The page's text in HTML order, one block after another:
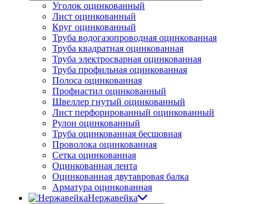
Уголок оцинкованный
Лист оцинкованный
Круг оцинкованный
Труба водогазопроводная оцинкованная
Труба квадратная оцинкованная
Труба электросварная оцинкованная
Труба профильная оцинкованная
Полоса оцинкованная
Профнастил оцинкованный
Швеллер гнутый оцинкованный
Лист перфорированный оцинкованный
Рулон оцинкованный
Труба оцинкованная бесшовная
Проволока оцинкованная
Сетка оцинкованная
Оцинкованная лента
Оцинкованная двутавровая балка
Арматура оцинкованная
Нержавейка